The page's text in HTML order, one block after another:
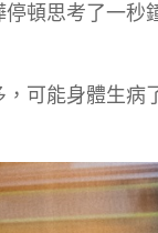
頓思考了一
可能身體生